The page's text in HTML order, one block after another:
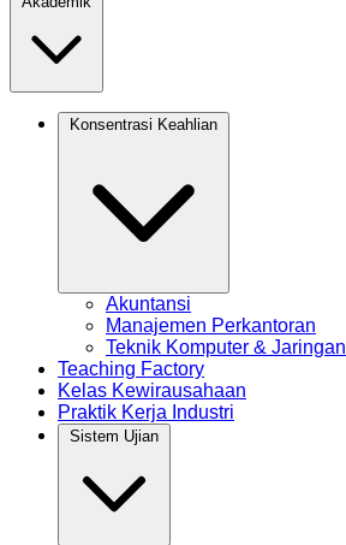
Akuntansi
Manajemen Perkantoran
Teknik Komputer & Jaringan
Teaching Factory
Kelas Kewirausahaan
Praktik Kerja Industri